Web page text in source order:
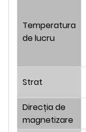
Temperatura
de lucru
Strat
Direcția de
magnetizare